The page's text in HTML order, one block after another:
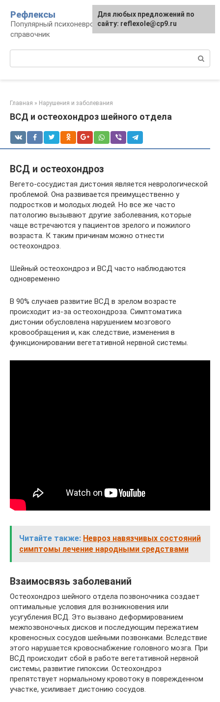
контенту
Рефлексы
Популярный психоневрологический
справочник
Главная » Нарушения и заболевания
ВСД и остеохондроз шейного отдела
ВСД и остеохондроз
Вегето-сосудистая дистония является неврологической
проблемой. Она развивается преимущественно у
подростков и молодых людей. Но все же часто
патологию вызывают другие заболевания, которые
чаще встречаются у пациентов зрелого и пожилого
возраста. К таким причинам можно отнести
остеохондроз.
Шейный остеохондроз и ВСД часто наблюдаются
одновременно
В 90% случаев развитие ВСД в зрелом возрасте
происходит из-за остеохондроза. Симптоматика
дистонии обусловлена нарушением мозгового
кровообращения и, как следствие, изменения в
функционировании вегетативной нервной системы.
Читайте также: Невроз навязчивых состояний
симптомы лечение народными средствами
Взаимосвязь заболеваний
Остеохондроз шейного отдела позвоночника создает
оптимальные условия для возникновения или
усугубления ВСД. Это вызвано деформированием
межпозвоночных дисков и последующим пережатием
кровеносных сосудов шейными позвонками. Вследствие
этого нарушается кровоснабжение головного мозга. При
ВСД происходит сбой в работе вегетативной нервной
системы, развитие гипоксии. Остеохондроз
препятствует нормальному кровотоку в поврежденном
участке, усиливает дистонию сосудов.
Для любых предложений по
сайту: reflexole@cp9.ru